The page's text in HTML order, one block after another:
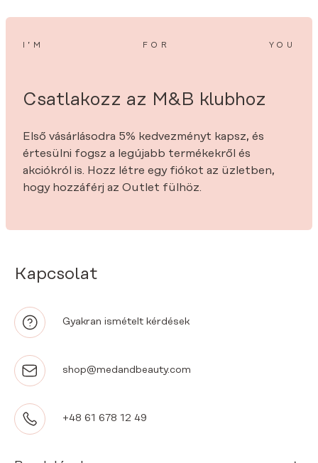
Kapcsolat
Gyakran ismételt kérdések
shop@medandbeauty.com
+48 61 678 12 49
I’M FOR YOU
Csatlakozz az M&B klubhoz
Első vásárlásodra 5% kedvezményt kapsz, és
értesülni fogsz a legújabb termékekről és
akciókról is. Hozz létre egy fiókot az üzletben,
hogy hozzáférj az Outlet fülhöz.